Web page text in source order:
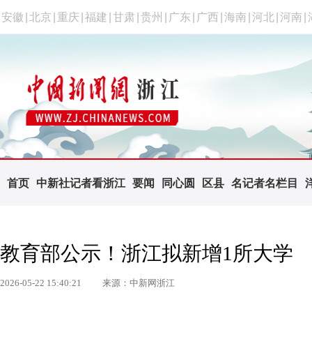
安徽 北京 重庆 福建 甘肃 贵州 广东 广西 海南 河北 河南
首页 中新社记者看浙江 要闻 同心圆 区县 名记者名栏目
教育部公示！浙江拟新增1所大学
2026-05-22 15:40:21 来源：中新网浙江